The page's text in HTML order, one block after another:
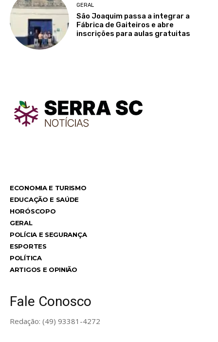
GERAL
São Joaquim passa a integrar a
Fábrica de Gaiteiros e abre
inscrições para aulas gratuitas
ECONOMIA E TURISMO
EDUCAÇÃO E SAÚDE
HORÓSCOPO
GERAL
POLÍCIA E SEGURANÇA
ESPORTES
POLÍTICA
ARTIGOS E OPINIÃO
Fale Conosco
Redação: (49) 93381-4272